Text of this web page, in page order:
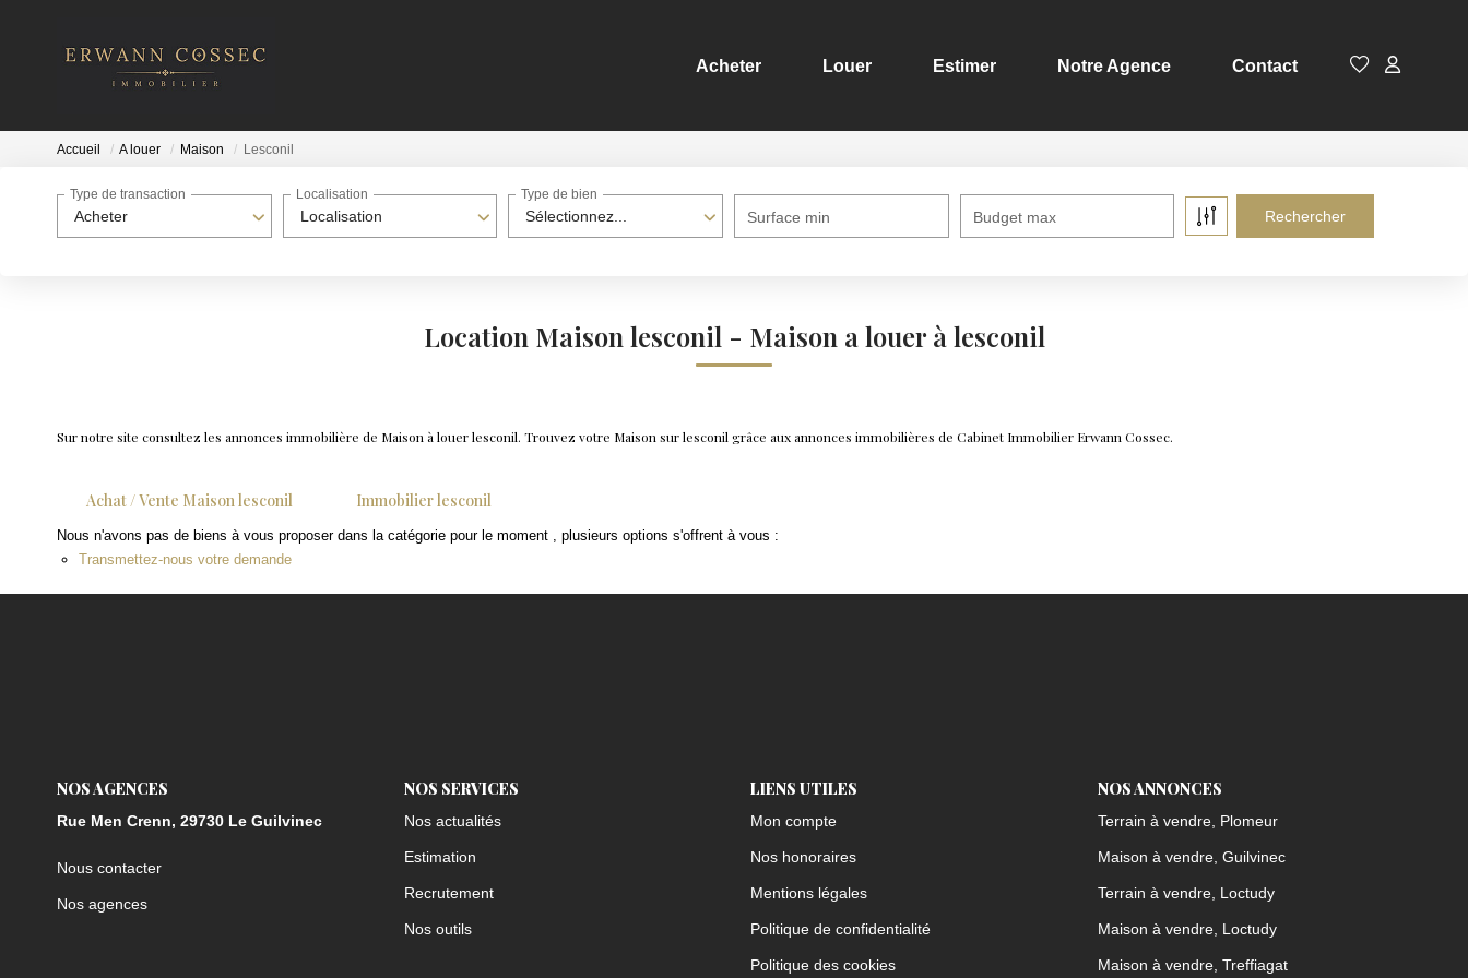
Acheter Louer Estimer Notre Agence Contact
Accueil A louer Maison Lesconil
Acheter
Type de transaction
Localisation
Localisation
Sélectionnez...
Type de bien
Surface min Budget max
Location Maison lesconil - Maison a louer à lesconil
Sur notre site consultez les annonces immobilière de Maison à louer lesconil. Trouvez votre Maison sur lesconil grâce aux annonces immobilières de Cabinet Immobilier Erwann Cossec.
Achat / Vente Maison lesconil Immobilier lesconil
Nous n'avons pas de biens à vous proposer dans la catégorie pour le moment , plusieurs options s'offrent à vous :
Transmettez-nous votre demande
NOS AGENCES
Rue Men Crenn, 29730 Le Guilvinec
Nous contacter
Nos agences
NOS SERVICES
Nos actualités
Estimation
Recrutement
Nos outils
LIENS UTILES
Mon compte
Nos honoraires
Mentions légales
Politique de confidentialité
Politique des cookies
NOS ANNONCES
Terrain à vendre, Plomeur
Maison à vendre, Guilvinec
Terrain à vendre, Loctudy
Maison à vendre, Loctudy
Maison à vendre, Treffiagat